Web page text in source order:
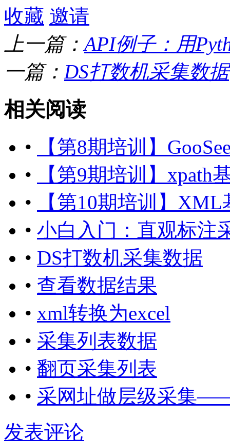
收藏 邀请
上一篇：API例子：用
一篇： DS打数机采集数据
相关阅读
•
【第8期培训】
•
【第9期培训】xpath
•
【第10期培训】
• 小白入门：直观标注
• DS打数机采集数据
• 查看数据结果
• xml转换为excel
• 采集列表数据
• 翻页采集列表
• 采网址做层级采集
发表评论